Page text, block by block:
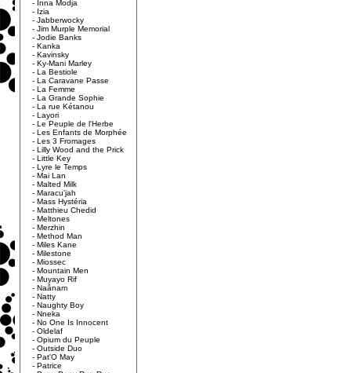
- Inna Modja
- Izia
- Jabberwocky
- Jim Murple Memorial
- Jodie Banks
- Kanka
- Kavinsky
- Ky-Mani Marley
- La Bestiole
- La Caravane Passe
- La Femme
- La Grande Sophie
- La rue Kétanou
- Layori
- Le Peuple de l'Herbe
- Les Enfants de Morphée
- Les 3 Fromages
- Lilly Wood and the Prick
- Little Key
- Lyre le Temps
- Mai Lan
- Malted Milk
- Maracu'jah
- Mass Hystéria
- Matthieu Chedid
- Meltones
- Merzhin
- Method Man
- Miles Kane
- Milestone
- Miossec
- Mountain Men
- Muyayo Rif
- Naânam
- Natty
- Naughty Boy
- Nneka
- No One Is Innocent
- Oldelaf
- Opium du Peuple
- Outside Duo
- Pat'O May
- Patrice